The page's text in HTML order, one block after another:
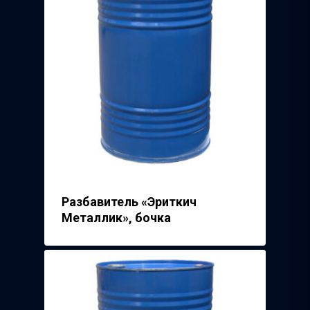
Разбавитель «Эриткич
Металлик», бочка
Завод
Речицкий Метизный